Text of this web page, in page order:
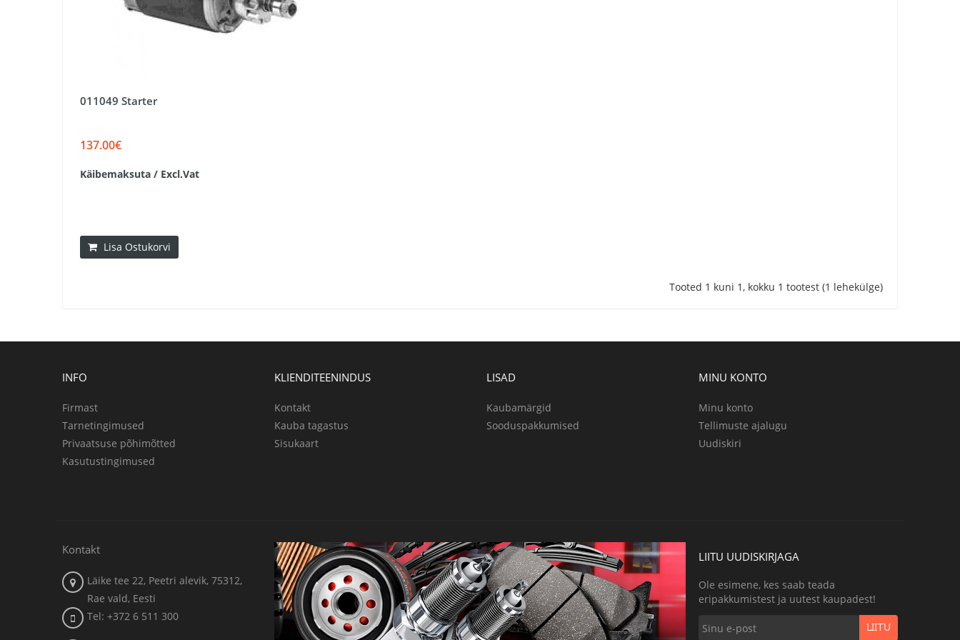
011049 Starter
137.00€
Käibemaksuta / Excl.Vat
Lisa Ostukorvi
Tooted 1 kuni 1, kokku 1 tootest (1 lehekülge)
INFO
Firmast
Tarnetingimused
Privaatsuse põhimõtted
Kasutustingimused
KLIENDITEENINDUS
Kontakt
Kauba tagastus
Sisukaart
LISAD
Kaubamärgid
Sooduspakkumised
MINU KONTO
Minu konto
Tellimuste ajalugu
Uudiskiri
Kontakt
Läike tee 22, Peetri alevik, 75312,
Rae vald, Eesti
Tel: +372 6 511 300
LIITU UUDISKIRJAGA
Ole esimene, kes saab teada
eripakkumistest ja uutest kaupadest!
LIITU